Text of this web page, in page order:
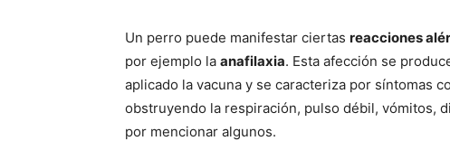
Un perro puede manifestar ciertas reacciones
por ejemplo la anafilaxia. Esta afección se
aplicado la vacuna y se caracteriza por síntomas
obstruyendo la respiración, pulso débil, vómitos,
por mencionar algunos.